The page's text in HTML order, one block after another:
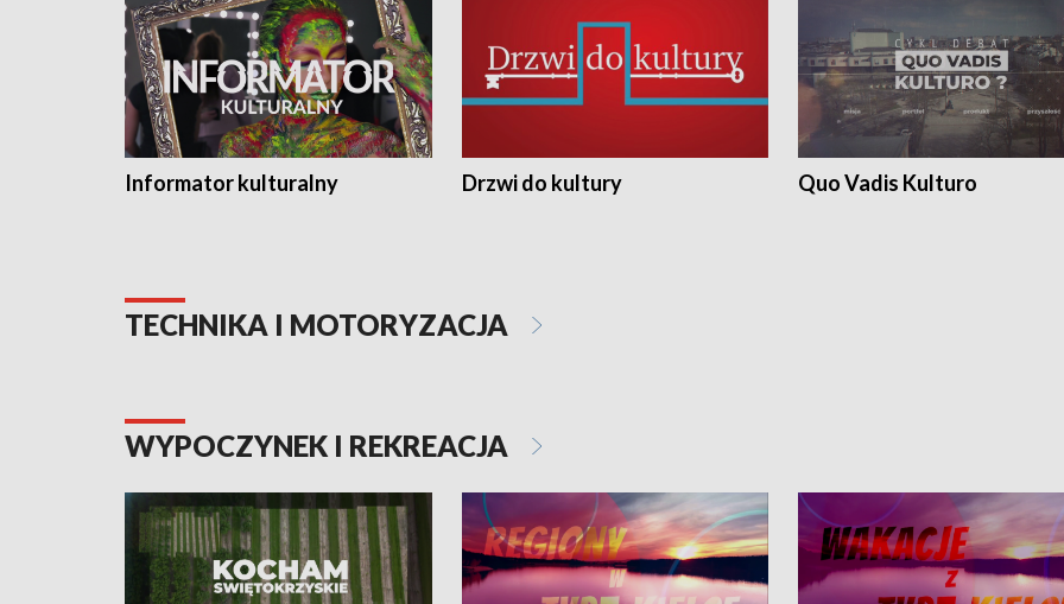
Informator kulturalny Drzwi do kultury Quo Vadis Kulturo
TECHNIKA I MOTORYZACJA
WYPOCZYNEK I REKREACJA